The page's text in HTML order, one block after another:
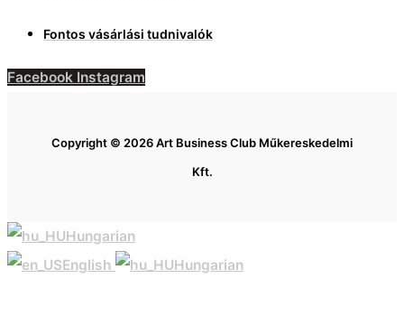
Fontos vásárlási tudnivalók
Facebook Instagram
Copyright © 2026 Art Business Club Műkereskedelmi
Kft.
Hungarian
English
Hungarian